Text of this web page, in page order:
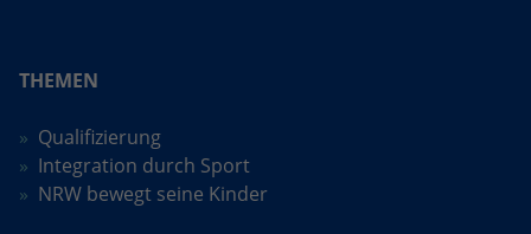
THEMEN
Qualifizierung
Integration durch Sport
NRW bewegt seine Kinder
Laufzeit
Wird verwendet, um den Sitzungsstatus